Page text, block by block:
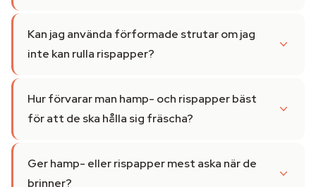
Kan jag använda förformade strutar om jag
inte kan rulla rispapper?
Hur förvarar man hamp- och rispapper bäst
för att de ska hålla sig fräscha?
Ger hamp- eller rispapper mest aska när de
brinner?